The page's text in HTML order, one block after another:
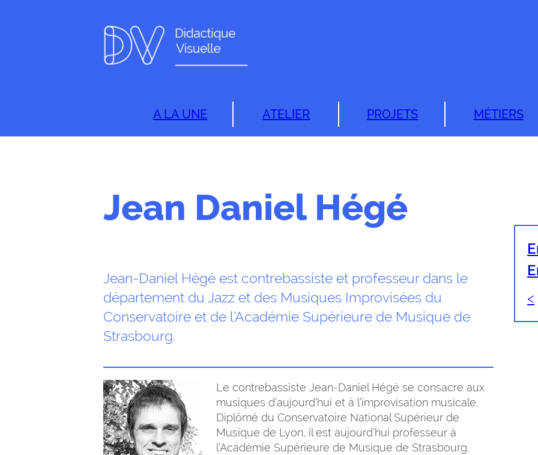
A LA UNE ATELIER PROJETS MÉTIERS
Jean Daniel Hégé
<
Jean-Daniel Hégé est contrebassiste et professeur dans le
département du Jazz et des Musiques Improvisées du
Conservatoire et de l’Académie Supérieure de Musique de
Strasbourg.
Le contrebassiste Jean-Daniel Hégé se consacre aux
musiques d’aujourd’hui et à l’improvisation musicale.
Diplômé du Conservatoire National Supérieur de
Musique de Lyon, il est aujourd’hui professeur à
l’Académie Supérieure de Musique de Strasbourg,